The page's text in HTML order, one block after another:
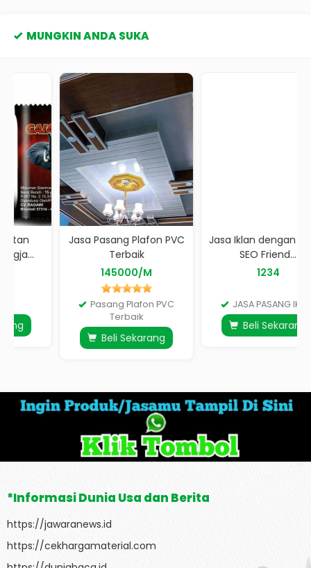
MUNGKIN ANDA SUKA
Jasa Pasang Plafon PVC
145000/M
Pasang Plafon PVC
Beli Sekarang
Jasa Iklan dengan Artikel
SEO Friend...
JASA PASANG IKLAN
Beli Sekarang
*Informasi Dunia Usa dan Berita
https://jawaranews.id
https://cekhargamaterial.com